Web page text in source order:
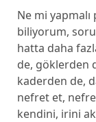
Ne mi yapmalı
biliyorum,
hatta daha
de, göklerden
kaderden de,
nefret et,
kendini, irini